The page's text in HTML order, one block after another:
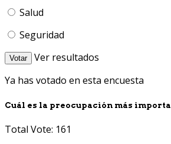
Salud
Seguridad
Votar
Ver resultados
Ya has votado en esta encuesta
Cuál es la preocupación más
Total Vote: 161